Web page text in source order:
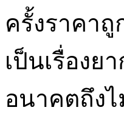
ครั้งราคา
เป็นเรื่องย
อนาคตถึง